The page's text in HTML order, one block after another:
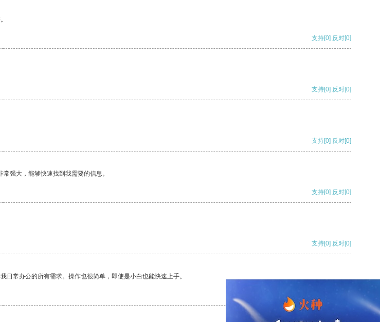
支持[0] 反对[0]
支持[0] 反对[0]
支持[0] 反对[0]
强大，能够快速找到我需要的信息。
支持[0] 反对[0]
支持[0] 反对[0]
常办公的所有需求。操作也很简单，即使是小白也能快速上手。